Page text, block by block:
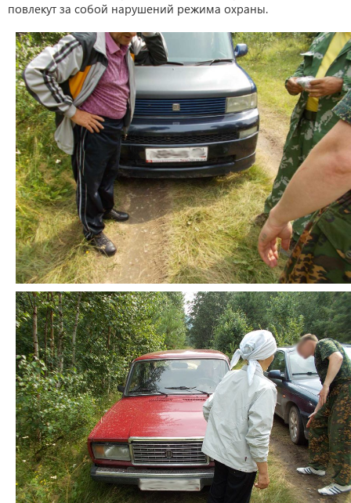
повлекут за собой нарушений режима охраны.